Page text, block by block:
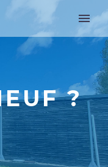
?